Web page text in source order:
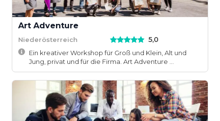
Art Adventure
Niederösterreich 5,0
Ein kreativer Workshop für Groß und Klein, Alt und
Jung, privat und für die Firma. Art Adventure ...